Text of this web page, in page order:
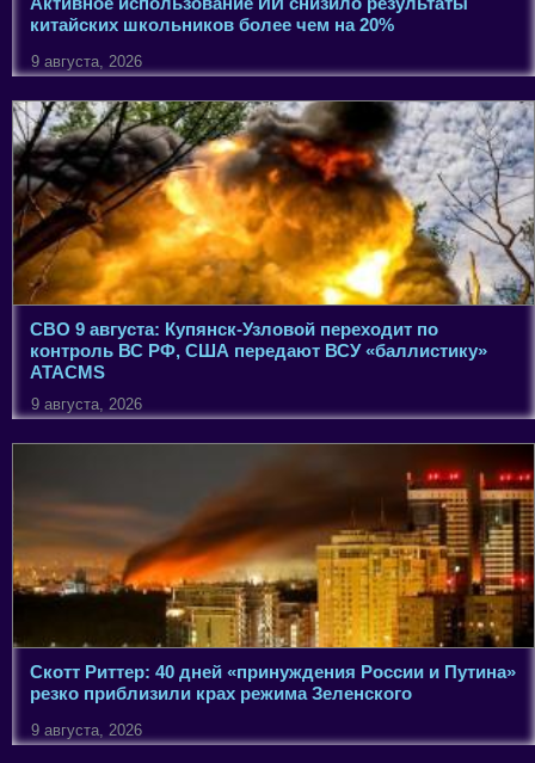
китайских школьников более чем на 20%
9 августа, 2026
СВО 9 августа: Купянск-Узловой переходит по
контроль ВС РФ, США передают ВСУ «баллистику»
ATACMS
9 августа, 2026
Скотт Риттер: 40 дней «принуждения России и Путина»
резко приблизили крах режима Зеленского
9 августа, 2026